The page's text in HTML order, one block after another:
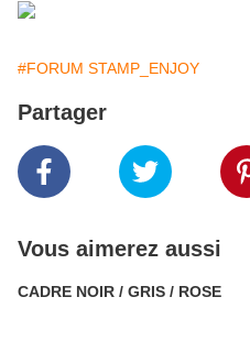
#FORUM STAMP_ENJOY
Partager
Vous aimerez aussi
CADRE NOIR / GRIS / ROSE